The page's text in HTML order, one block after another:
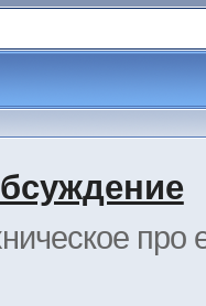
про